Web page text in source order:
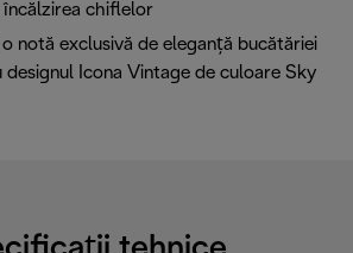
încălzirea chiflelor
notă exclusivă de eleganță bucătăriei
designul Icona Vintage de culoare Sky